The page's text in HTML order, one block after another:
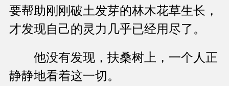
要帮助刚刚破土发芽的林木花草生长，
才发现自己的灵力几乎已经用尽了。
他没有发现，扶桑树上，一个人正
静静地看着这一切。